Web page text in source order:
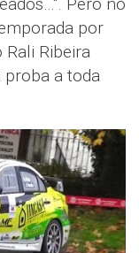
Pero no
por
Ribeira
proba a toda